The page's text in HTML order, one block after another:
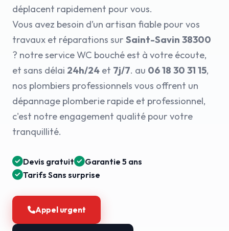
déplacent rapidement pour vous.
Vous avez besoin d’un artisan fiable pour vos
travaux et réparations sur Saint-Savin 38300
? notre service WC bouché est à votre écoute,
et sans délai 24h/24 et 7j/7. au 06 18 30 31 15,
nos plombiers professionnels vous offrent un
dépannage plomberie rapide et professionnel,
c'est notre engagement qualité pour votre
tranquillité.
Devis gratuit
Garantie 5 ans
Tarifs Sans surprise
Appel urgent